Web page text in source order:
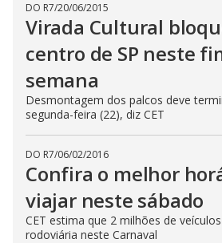
DO R7/20/06/2015
Virada Cultural
centro de SP neste
semana
Desmontagem dos palcos deve
segunda-feira (22), diz CET
DO R7/06/02/2016
Confira o melhor
viajar neste sábado
CET estima que 2 milhões de
rodoviária neste Carnaval